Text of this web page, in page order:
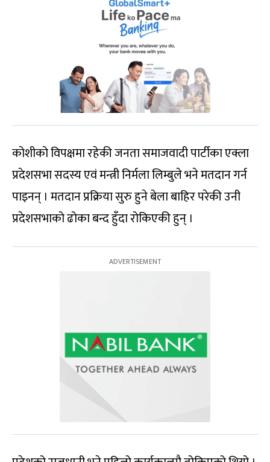
कोशीको विपक्षमा रहेकी जनता समाजवादी पार्टीका एक्ला
प्रदेशसभा सदस्य एवं मन्त्री निर्मला लिम्बुले भने मतदान गर्न
पाइनन् । मतदान प्रक्रिया सुरु हुने बेला बाहिर परेकी उनी
प्रदेशसभाको ढोका बन्द हुँदा रोकिएकी हुन् ।